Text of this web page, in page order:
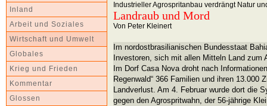
Inland
Arbeit und Soziales
Wirtschaft und Umwelt
Globales
Krieg und Frieden
Kommentar
Glossen
Industrieller Agrospritanbau verdrängt Natur
Landraub und Mord
Von Peter Kleinert
Im nordostbrasilianischen Bundesstaat
Investoren, sich mit allen Mitteln Land zum
Im Dorf Casa Nova droht nach
Regenwald“ 366 Familien und ihren 13.000
Landverlust. Am 4. Februar wurde dort die
gegen den Agrospritwahn, der 56-jährige